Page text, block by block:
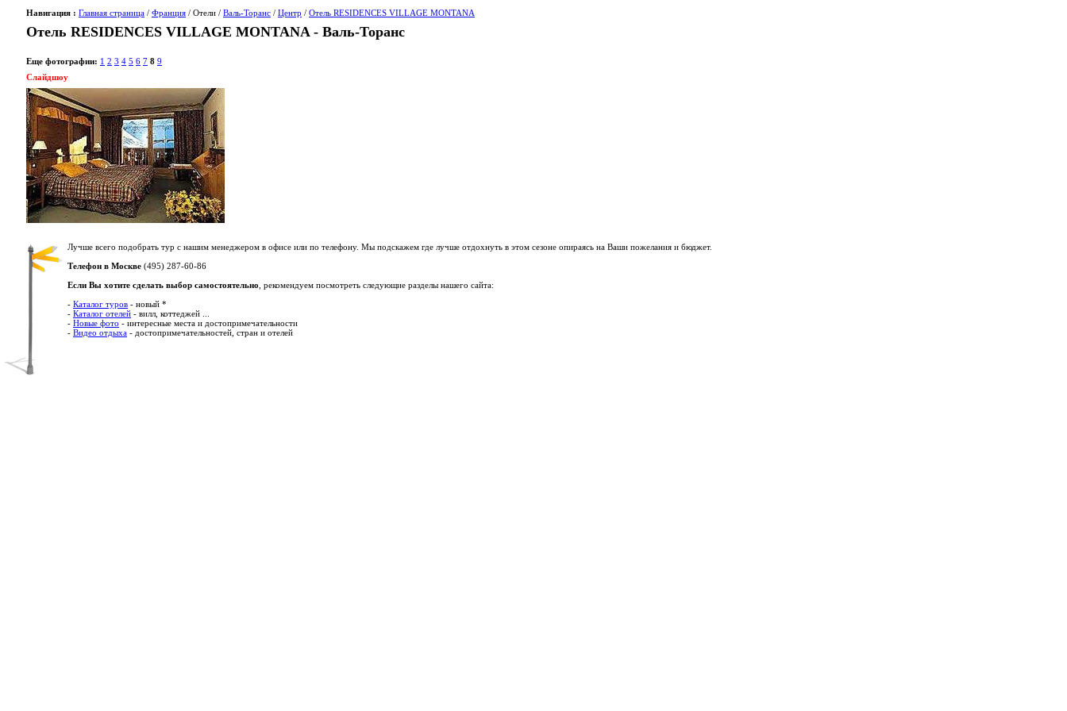
Навигация : Главная страница / Франция / Отели / Валь-Торанс / Центр / Отель RESIDENCES VILLAGE MONTANA
Отель RESIDENCES VILLAGE MONTANA - Валь-Торанс
Еще фотографии: 1 2 3 4 5 6 7 8 9
Слайдшоу
Лучше всего подобрать тур с нашим менеджером в офисе или по телефону. Мы подскажем где лучше отдохнуть в этом сезоне опираясь на Ваши пожелания и бюджет.
Телефон в Москве (495) 287-60-86
Если Вы хотите сделать выбор самостоятельно , рекомендуем посмотреть следующие разделы нашего сайта:
- Каталог туров - новый *
- Каталог отелей - вилл, коттеджей ...
- Новые фото - интересные места и достопримечательности
- Видео отдыха - достопримечательностей, стран и отелей